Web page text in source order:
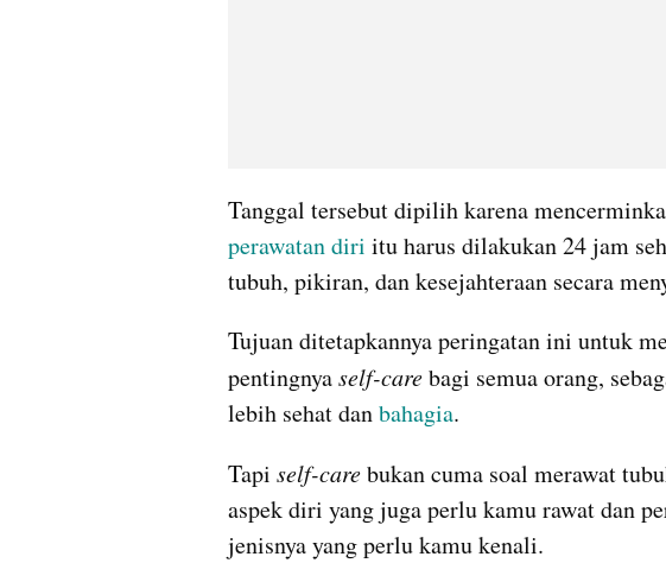
perawatan diri itu harus dilakukan 24 jam
tubuh, pikiran, dan kesejahteraan secara
Tujuan ditetapkannya peringatan ini untuk
pentingnya self-care bagi semua orang,
lebih sehat dan bahagia.
Tapi self-care bukan cuma soal merawat
aspek diri yang juga perlu kamu rawat dan
jenisnya yang perlu kamu kenali.